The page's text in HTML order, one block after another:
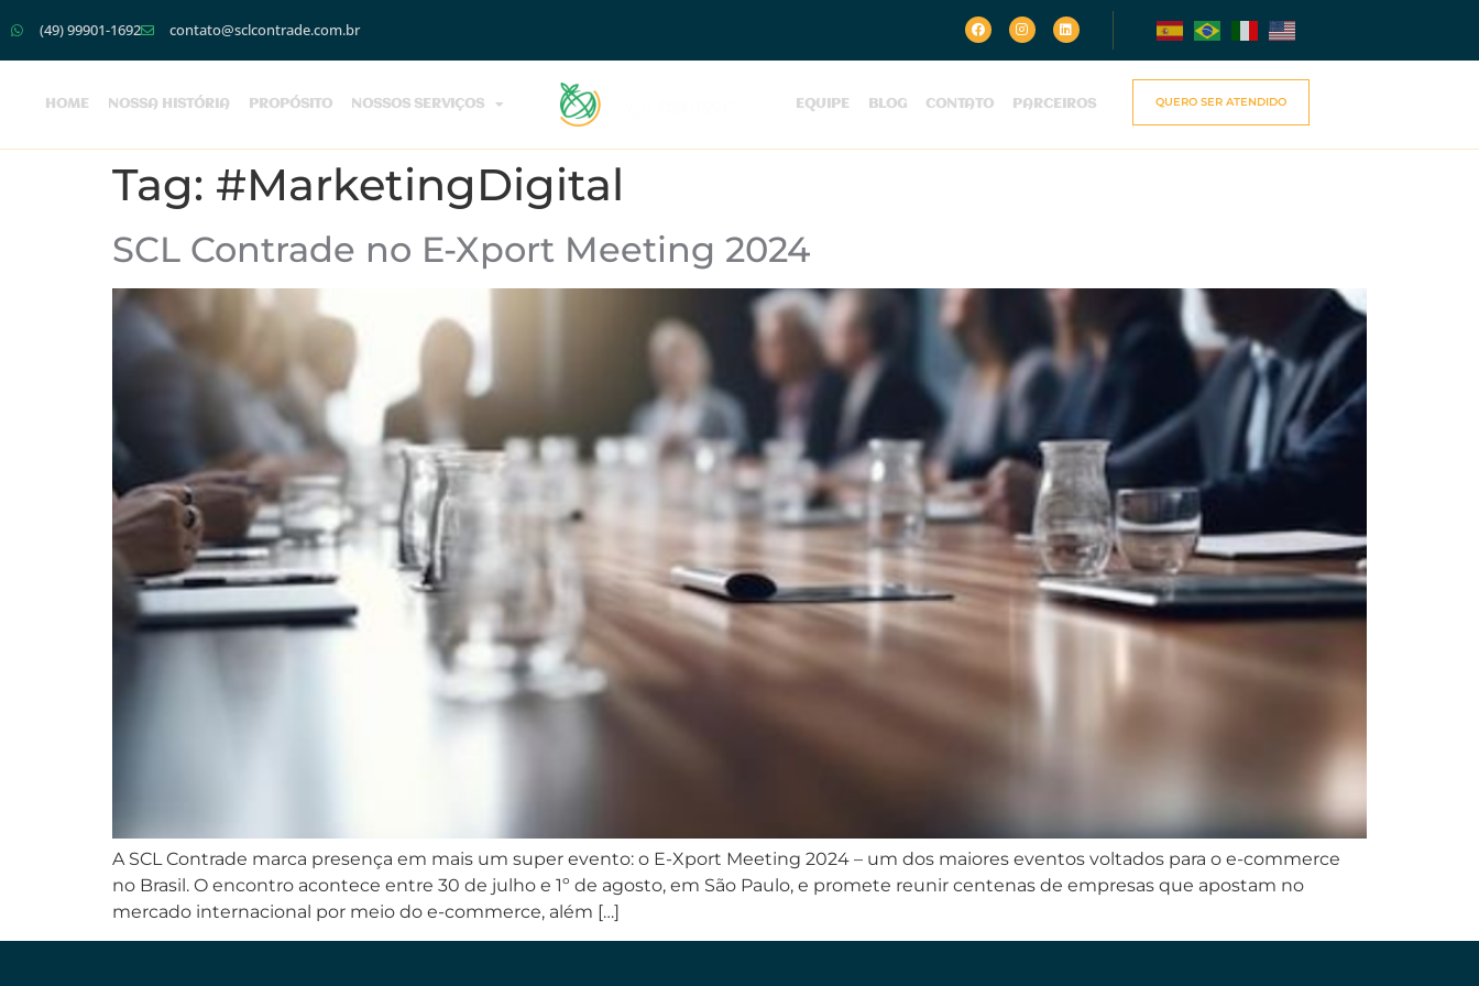
(49) 99901-1692 contato@sclcontrade.com.br
HOME NOSSA HISTÓRIA PROPÓSITO NOSSOS SERVIÇOS EQUIPE BLOG CONTATO PARCEIROS QUERO SER ATENDIDO
Tag: #MarketingDigital
SCL Contrade no E-Xport Meeting 2024
A SCL Contrade marca presença em mais um super evento: o E-Xport Meeting 2024 – um dos maiores eventos voltados para o e-commerce
no Brasil. O encontro acontece entre 30 de julho e 1º de agosto, em São Paulo, e promete reunir centenas de empresas que apostam no
mercado internacional por meio do e-commerce, além […]